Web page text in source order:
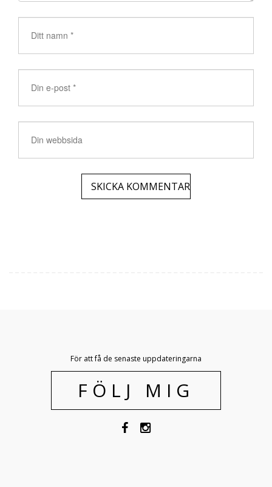
För att få de senaste uppdateringarna
FÖLJ MIG